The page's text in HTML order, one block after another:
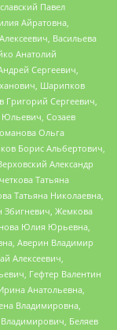
Павел
Айратовна,
Васильева
Анатолий
Сергеевич,
Шарипков
Сергеевич,
Созаев
Ольга
Борис Альбертович,
Александр
Татьяна
Татьяна Николаевна,
Збигневич, Жемкова
Юлия Юрьевна,
Аверин Владимир
Алексеевич,
Гефтер Валентин
Анатольевна,
Владимировна,
Беляев